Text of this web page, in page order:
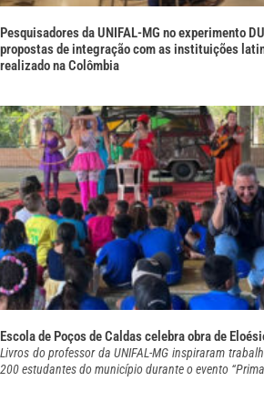
Pesquisadores da UNIFAL-MG no experimento
propostas de integração com as instituições
realizado na Colômbia
Escola de Poços de Caldas celebra obra de
Livros do professor da UNIFAL-MG inspiraram
200 estudantes do município durante o evento